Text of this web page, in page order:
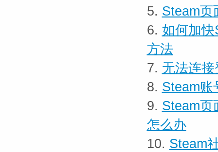
5. Steam页
6. 如何加
方法
7. 无法连
8. Steam账
9. Steam页
怎么办
10. Steam